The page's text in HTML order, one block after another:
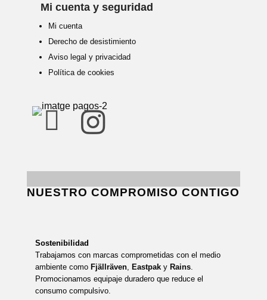
Mi cuenta y seguridad
Mi cuenta
Derecho de desistimiento
Aviso legal y privacidad
Política de cookies
 
NUESTRO COMPROMISO CONTIGO
Sostenibilidad
Trabajamos con marcas comprometidas con el medio
ambiente como Fjällräven, Eastpak y Rains.
Promocionamos equipaje duradero que reduce el
consumo compulsivo.